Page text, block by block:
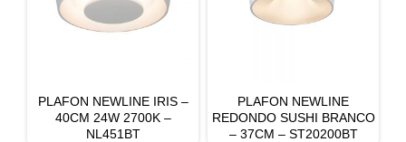
PLAFON NEWLINE IRIS –
40CM 24W 2700K –
NL451BT
PLAFON NEWLINE
REDONDO SUSHI BRANCO
– 37CM – ST20200BT